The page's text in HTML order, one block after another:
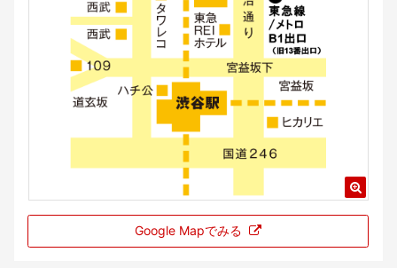
Google Mapでみる